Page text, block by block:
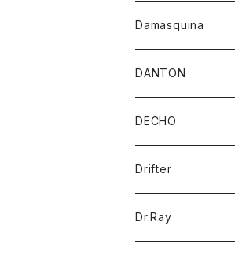
トレーナー
パーカー
Tシャツ
パーカー
ワンピース
ブラウス
キャップ
Damasquina
ウォレット
カードケース
バッグ
DANTON
アウター
コート
ジャケット
アクセサリー
バッグ
キッズ
DECHO
帽子
Drifter
Dr.Ray